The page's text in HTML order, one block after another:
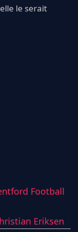
le serait
Football
Eriksen